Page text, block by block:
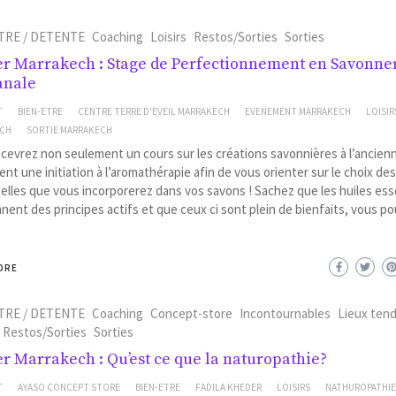
/ DETENTE Coaching Loisirs Restos/Sorties Sorties
Marrakech : Stage de Perfectionnement en
BIEN-ETRE CENTRE TERRE D'EVEIL MARRAKECH EVENEMENT MARRAKECH
SORTIE MARRAKECH
non seulement un cours sur les créations savonnières à
une initiation à l’aromathérapie afin de vous orienter sur le choix
que vous incorporerez dans vos savons ! Sachez que les huiles
des principes actifs et que ceux ci sont plein de bienfaits, vous
/ DETENTE Coaching Concept-store Incontournables Lieux
Restos/Sorties Sorties
Marrakech : Qu’est ce que la naturopathie?
AYASO CONCEPT STORE BIEN-ETRE FADILA KHEDER LOISIRS NATHUROPATHIE